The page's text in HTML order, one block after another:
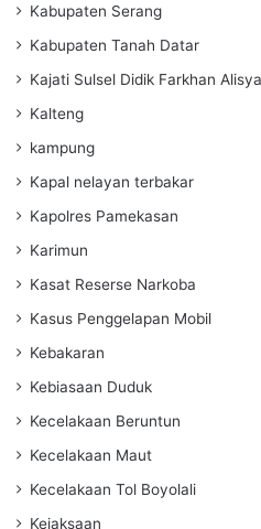
Kabupaten Serang
Kabupaten Tanah Datar
Kajati Sulsel Didik Farkhan
Kalteng
kampung
Kapal nelayan terbakar
Kapolres Pamekasan
Karimun
Kasat Reserse Narkoba
Kasus Penggelapan Mobil
Kebakaran
Kebiasaan Duduk
Kecelakaan Beruntun
Kecelakaan Maut
Kecelakaan Tol Boyolali
Kejaksaan